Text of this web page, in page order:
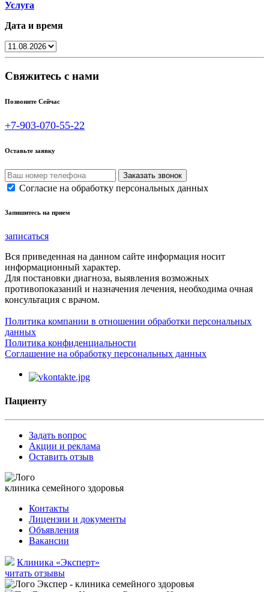
Услуга
Дата и время
Свяжитесь с нами
Позвоните Сейчас
+7-903-070-55-22
Оставьте заявку
Согласие на обработку персональных данных
Запишитесь на прием
записаться
Вся приведенная на данном сайте информация носит
информационный характер.
Для постановки диагноза, выявления возможных
противопоказаний и назначения лечения, необходима очная
консультация с врачом.
Политика компании в отношении обработки персональных
данных
Политика конфиденциальности
Соглашение на обработку персональных данных
Пациенту
Задать вопрос
Акции и реклама
Оставить отзыв
клиника семейного здоровья
Контакты
Лицензии и документы
Объявления
Вакансии
Клиника «Эксперт»
читать отзывы